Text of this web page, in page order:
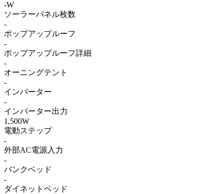
-W
ソーラーパネル枚数
-
ポップアップルーフ
-
ポップアップルーフ詳細
-
オーニングテント
-
インバーター
-
インバーター出力
1,500W
電動ステップ
-
外部AC電源入力
-
バンクベッド
-
ダイネットベッド